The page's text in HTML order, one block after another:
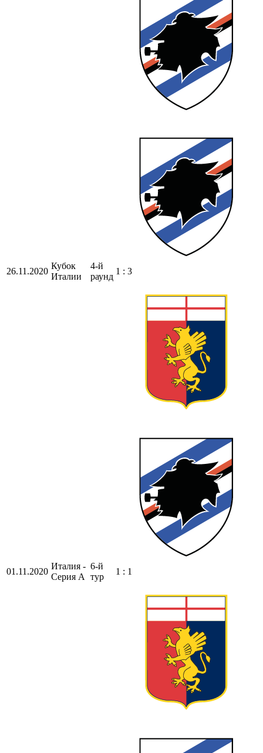
26.11.2020
Кубок
Италии
4-й
раунд
1 : 3
01.11.2020
Италия -
Серия А
6-й
тур
1 : 1